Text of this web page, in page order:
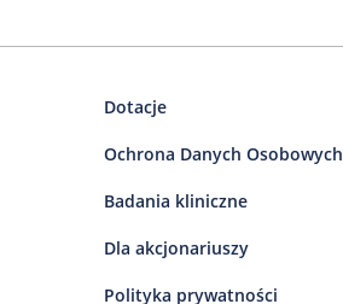
Dotacje
Ochrona Danych Osobowych
Badania kliniczne
Dla akcjonariuszy
Polityka prywatności